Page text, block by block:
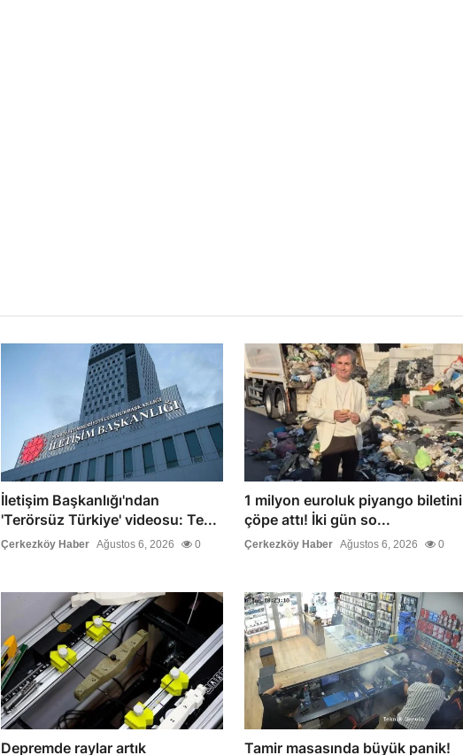
İletişim Başkanlığı'ndan
'Terörsüz Türkiye' videosu: Te...
Çerkezköy Haber Ağustos 6, 2026 0
1 milyon euroluk piyango biletini
çöpe attı! İki gün so...
Çerkezköy Haber Ağustos 6, 2026 0
Depremde raylar artık Tamir masasında büyük panik!